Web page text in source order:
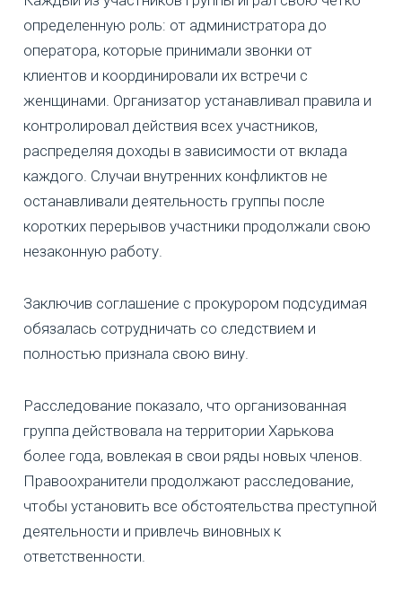
определенную роль: от администратора до
оператора, которые принимали звонки от
клиентов и координировали их встречи с
женщинами. Организатор устанавливал правила и
контролировал действия всех участников,
распределяя доходы в зависимости от вклада
каждого. Случаи внутренних конфликтов не
останавливали деятельность группы после
коротких перерывов участники продолжали свою
незаконную работу.
Заключив соглашение с прокурором подсудимая
обязалась сотрудничать со следствием и
полностью признала свою вину.
Расследование показало, что организованная
группа действовала на территории Харькова
более года, вовлекая в свои ряды новых членов.
Правоохранители продолжают расследование,
чтобы установить все обстоятельства преступной
деятельности и привлечь виновных к
ответственности.